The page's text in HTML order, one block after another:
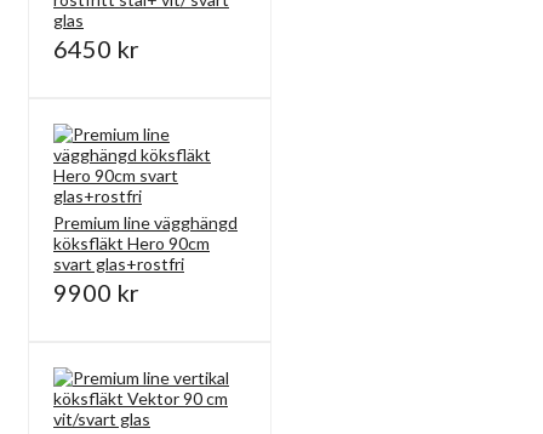
glas
6450 kr
Premium line vägghängd
köksfläkt Hero 90cm
svart glas+rostfri
9900 kr